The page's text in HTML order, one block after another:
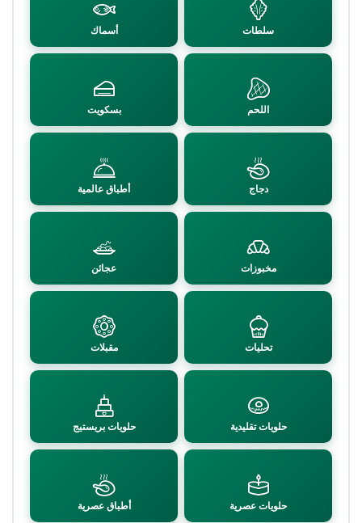
سلطات أسماك
اللحم بسكويت
دجاج أطباق عالمية
مخبوزات عجائن
تحليات مقبلات
حلويات تقليدية حلويات بريستيج
حلويات عصرية أطباق عصرية